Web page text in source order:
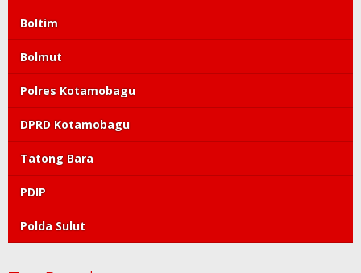
Boltim
Bolmut
Polres Kotamobagu
DPRD Kotamobagu
Tatong Bara
PDIP
Polda Sulut